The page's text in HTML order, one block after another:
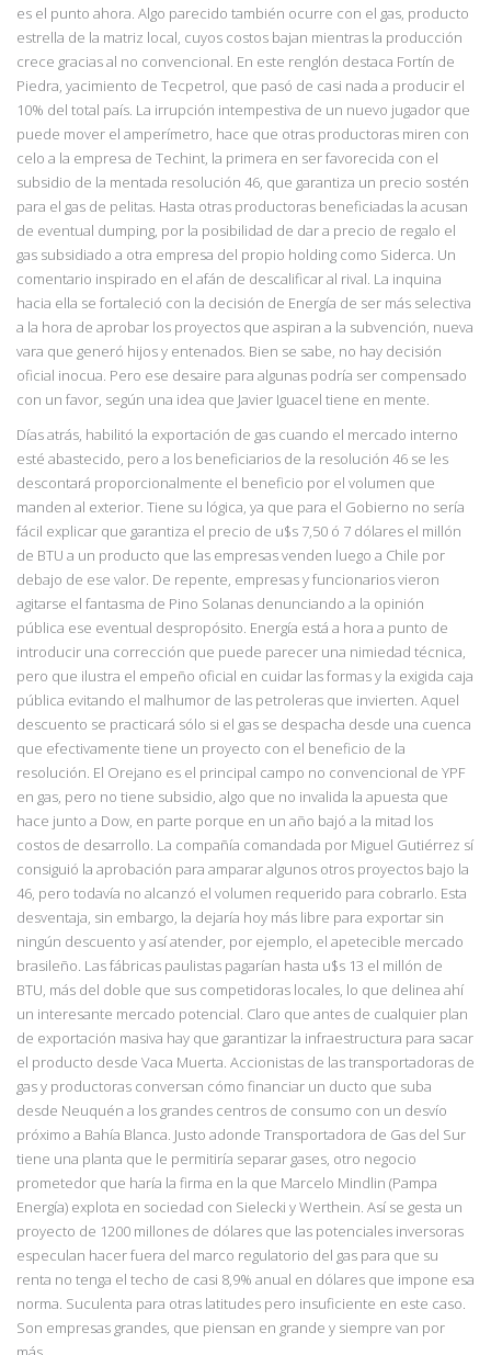
es el punto ahora. Algo parecido también ocurre con el gas, producto
estrella de la matriz local, cuyos costos bajan mientras la producción
crece gracias al no convencional. En este renglón destaca Fortín de
Piedra, yacimiento de Tecpetrol, que pasó de casi nada a producir el
10% del total país. La irrupción intempestiva de un nuevo jugador que
puede mover el amperímetro, hace que otras productoras miren con
celo a la empresa de Techint, la primera en ser favorecida con el
subsidio de la mentada resolución 46, que garantiza un precio sostén
para el gas de pelitas. Hasta otras productoras beneficiadas la acusan
de eventual dumping, por la posibilidad de dar a precio de regalo el
gas subsidiado a otra empresa del propio holding como Siderca. Un
comentario inspirado en el afán de descalificar al rival. La inquina
hacia ella se fortaleció con la decisión de Energía de ser más selectiva
a la hora de aprobar los proyectos que aspiran a la subvención, nueva
vara que generó hijos y entenados. Bien se sabe, no hay decisión
oficial inocua. Pero ese desaire para algunas podría ser compensado
con un favor, según una idea que Javier Iguacel tiene en mente.
Días atrás, habilitó la exportación de gas cuando el mercado interno
esté abastecido, pero a los beneficiarios de la resolución 46 se les
descontará proporcionalmente el beneficio por el volumen que
manden al exterior. Tiene su lógica, ya que para el Gobierno no sería
fácil explicar que garantiza el precio de u$s 7,50 ó 7 dólares el millón
de BTU a un producto que las empresas venden luego a Chile por
debajo de ese valor. De repente, empresas y funcionarios vieron
agitarse el fantasma de Pino Solanas denunciando a la opinión
pública ese eventual despropósito. Energía está a hora a punto de
introducir una corrección que puede parecer una nimiedad técnica,
pero que ilustra el empeño oficial en cuidar las formas y la exigida caja
pública evitando el malhumor de las petroleras que invierten. Aquel
descuento se practicará sólo si el gas se despacha desde una cuenca
que efectivamente tiene un proyecto con el beneficio de la
resolución. El Orejano es el principal campo no convencional de YPF
en gas, pero no tiene subsidio, algo que no invalida la apuesta que
hace junto a Dow, en parte porque en un año bajó a la mitad los
costos de desarrollo. La compañía comandada por Miguel Gutiérrez sí
consiguió la aprobación para amparar algunos otros proyectos bajo la
46, pero todavía no alcanzó el volumen requerido para cobrarlo. Esta
desventaja, sin embargo, la dejaría hoy más libre para exportar sin
ningún descuento y así atender, por ejemplo, el apetecible mercado
brasileño. Las fábricas paulistas pagarían hasta u$s 13 el millón de
BTU, más del doble que sus competidoras locales, lo que delinea ahí
un interesante mercado potencial. Claro que antes de cualquier plan
de exportación masiva hay que garantizar la infraestructura para sacar
el producto desde Vaca Muerta. Accionistas de las transportadoras de
gas y productoras conversan cómo financiar un ducto que suba
desde Neuquén a los grandes centros de consumo con un desvío
próximo a Bahía Blanca. Justo adonde Transportadora de Gas del Sur
tiene una planta que le permitiría separar gases, otro negocio
prometedor que haría la firma en la que Marcelo Mindlin (Pampa
Energía) explota en sociedad con Sielecki y Werthein. Así se gesta un
proyecto de 1200 millones de dólares que las potenciales inversoras
especulan hacer fuera del marco regulatorio del gas para que su
renta no tenga el techo de casi 8,9% anual en dólares que impone esa
norma. Suculenta para otras latitudes pero insuficiente en este caso.
Son empresas grandes, que piensan en grande y siempre van por